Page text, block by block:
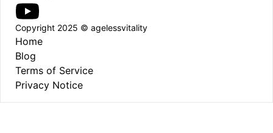
Copyright 2025 © agelessvitality
Home
Blog
Terms of Service
Privacy Notice